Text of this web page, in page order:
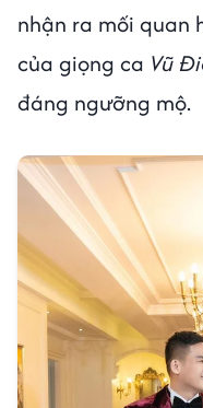
nhận ra mối quan
của giọng ca Vũ
đáng ngưỡng mộ.